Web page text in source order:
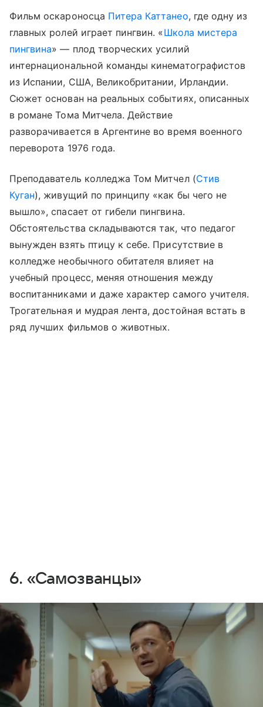
Фильм оскароносца Питера Каттанео, где одну из
главных ролей играет пингвин. «Школа мистера
пингвина» — плод творческих усилий
интернациональной команды кинематографистов
из Испании, США, Великобритании, Ирландии.
Сюжет основан на реальных событиях, описанных
в романе Тома Митчела. Действие
разворачивается в Аргентине во время военного
переворота 1976 года.
Преподаватель колледжа Том Митчел (Стив
Куган), живущий по принципу «как бы чего не
вышло», спасает от гибели пингвина.
Обстоятельства складываются так, что педагог
вынужден взять птицу к себе. Присутствие в
колледже необычного обитателя влияет на
учебный процесс, меняя отношения между
воспитанниками и даже характер самого учителя.
Трогательная и мудрая лента, достойная встать в
ряд лучших фильмов о животных.
6. «Самозванцы»